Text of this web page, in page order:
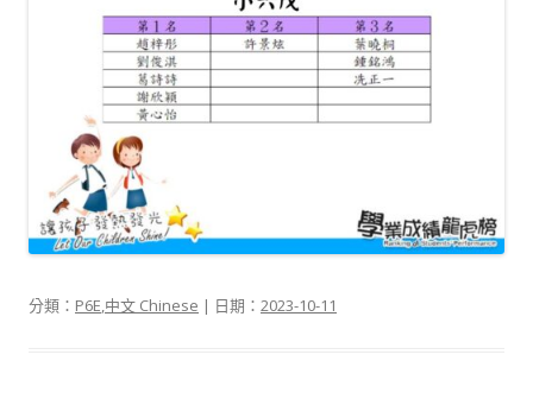
分類： P6E,中文 Chinese | 日期： 2023-10-11